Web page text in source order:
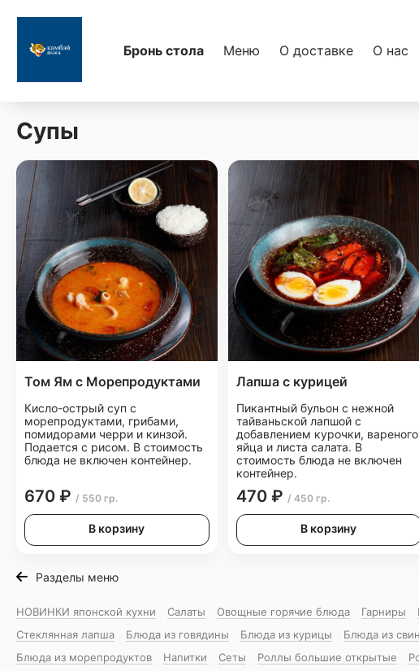
Бронь стола Меню О доставке О нас
Супы
Том Ям с Морепродуктами
Кисло-острый суп с
морепродуктами, грибами,
помидорами черри и кинзой.
Подается с рисом. В стоимость
блюда не включен контейнер.
670 ₽ / 550 гр.
В корзину
Лапша с курицей
Пикантный бульон с нежной
тайваньской лапшой с
добавлением курочки, вареного
яйца и листа салата. В
стоимость блюда не включен
контейнер.
470 ₽ / 450 гр.
В корзину
Разделы меню
НОВИНКИ японской кухни Салаты Овощные горячие блюда Гарниры
Стеклянная лапша
Блюда из говядины Блюда из курицы Блюда из
Блюда из морепродуктов
Напитки Сеты Роллы большие открытые